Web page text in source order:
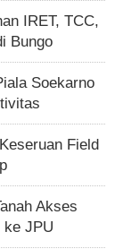
IRET, TCC,
Bungo
Soekarno
Field
Akses
ke JPU